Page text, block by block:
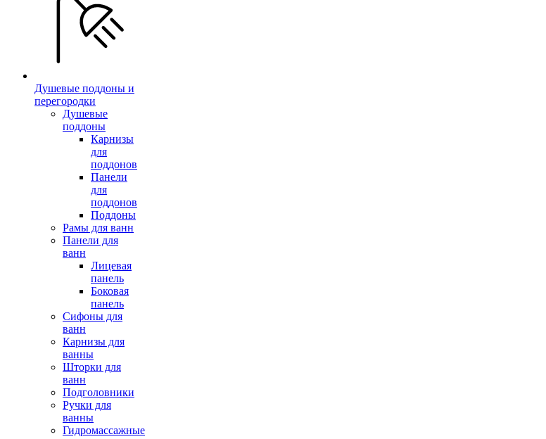
Душевые поддоны и
перегородки
Душевые
поддоны
Карнизы
для
поддонов
Панели
для
поддонов
Поддоны
Рамы для ванн
Панели для
ванн
Лицевая
панель
Боковая
панель
Сифоны для
ванн
Карнизы для
ванны
Шторки для
ванн
Подголовники
Ручки для
ванны
Гидромассажные